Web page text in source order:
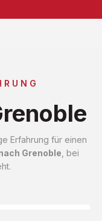
Erfahrung für einen
Grenoble , bei